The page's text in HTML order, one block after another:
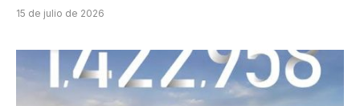
15 de julio de 2026